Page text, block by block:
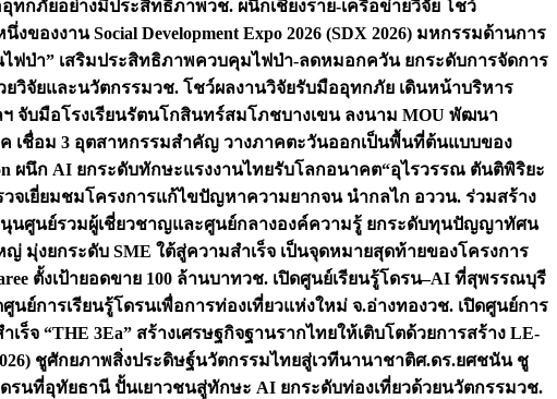
อุทกภัยอย่างมีประสิทธิภาพวช. ผนึกเชียงราย-เครือข่ายวิจัย โชว์
องงาน Social Development Expo 2026 (SDX 2026) มหกรรมด้านการ
ฟป่า” เสริมประสิทธิภาพควบคุมไฟป่า-ลดหมอกควัน ยกระดับการจัดการ
ยวิจัยและนวัตกรรมวช. โชว์ผลงานวิจัยรับมืออุทกภัย เดินหน้าบริหาร
จับมือโรงเรียนรัตนโกสินทร์สมโภชบางเขน ลงนาม MOU พัฒนา
เชื่อม 3 อุตสาหกรรมสำคัญ วางภาคตะวันออกเป็นพื้นที่ต้นแบบของ
ผนึก AI ยกระดับทักษะแรงงานไทยรับโลกอนาคต“อุไรวรรณ ตันติพิริยะ
จเยี่ยมชมโครงการแก้ไขปัญหาความยากจน นำกลไก อววน. ร่วมสร้าง
นุนศูนย์รวมผู้เชี่ยวชาญและศูนย์กลางองค์ความรู้ ยกระดับทุนปัญญาทัศน
ญ่ มุ่งยกระดับ SME ใต้สู่ความสำเร็จ เป็นจุดหมายสุดท้ายของโครงการ
ตั้งเป้ายอดขาย 100 ล้านบาทวช. เปิดศูนย์เรียนรู้โดรน–AI ที่สุพรรณบุรี
นย์การเรียนรู้โดรนเพื่อการท่องเที่ยวแห่งใหม่ จ.อ่างทองวช. เปิดศูนย์การ
เร็จ “THE 3Ea” สร้างเศรษฐกิจฐานรากไทยให้เติบโตด้วยการสร้าง LE-
ชูศักยภาพสิ่งประดิษฐ์นวัตกรรมไทยสู่เวทีนานาชาติศ.ดร.ยศชนัน ชู
ดรนที่อุทัยธานี ปั้นเยาวชนสู่ทักษะ AI ยกระดับท่องเที่ยวด้วยนวัตกรรมวช.